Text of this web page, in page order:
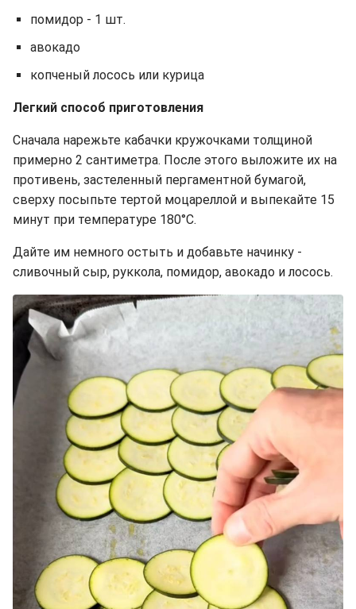
помидор - 1 шт.
авокадо
копченый лосось или курица
Легкий способ приготовления
Сначала нарежьте кабачки кружочками толщиной
примерно 2 сантиметра. После этого выложите их на
противень, застеленный пергаментной бумагой,
сверху посыпьте тертой моцареллой и выпекайте 15
минут при температуре 180°C.
Дайте им немного остыть и добавьте начинку -
сливочный сыр, руккола, помидор, авокадо и лосось.